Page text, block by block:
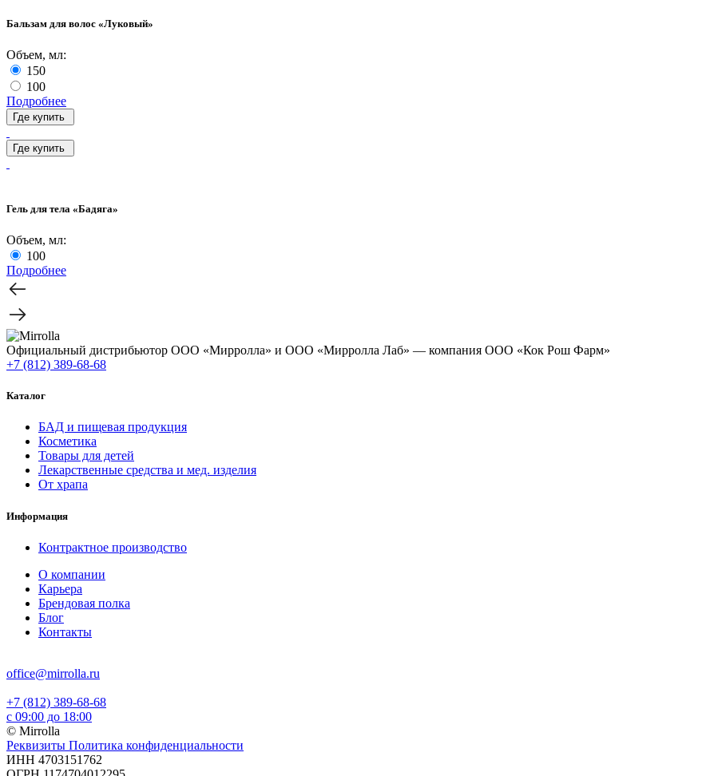
Бальзам для волос «Луковый»
Объем, мл:
150
100
Подробнее
Где купить
Где купить
Гель для тела «Бадяга»
Объем, мл:
100
Подробнее
Официальный дистрибьютор ООО «Мирролла» и ООО «Мирролла Лаб» — компания ООО «Кок Рош Фарм»
+7 (812) 389-68-68
Каталог
БАД и пищевая продукция
Косметика
Товары для детей
Лекарственные средства и мед. изделия
От храпа
Информация
Контрактное производство
О компании
Карьера
Брендовая полка
Блог
Контакты
office@mirrolla.ru
+7 (812) 389-68-68
с 09:00 до 18:00
© Mirrolla
Реквизиты Политика конфиденциальности
ИНН 4703151762